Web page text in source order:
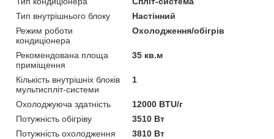
Тип внутрішнього блоку
Настінний
Режим роботи
кондиціонера
Охолодження/обігрів
Рекомендована площа
приміщення
35 кв.м
Кількість внутрішніх блоків
мультиспліт-системи
1
Охолоджуюча здатність
12000 BTU/г
Потужність обігріву
3510 Вт
Потужність охолодження
3810 Вт